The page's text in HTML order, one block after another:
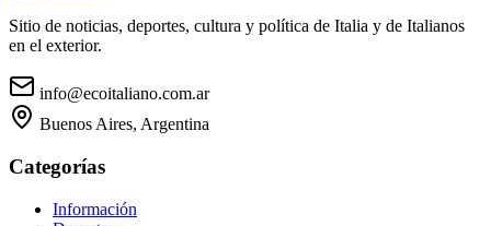
Sitio de noticias, deportes, cultura y política de Italia y de Italianos
en el exterior.
info@ecoitaliano.com.ar
Buenos Aires, Argentina
Categorías
Información